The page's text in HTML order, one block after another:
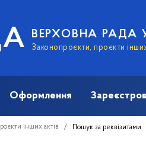
ВЕРХОВНА РАДА
Законопроєкти, проєкти інших
Оформлення
інших актів Пошук за реквізитами